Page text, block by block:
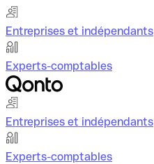
Entreprises et indépendants
Experts-comptables
Entreprises et indépendants
Experts-comptables